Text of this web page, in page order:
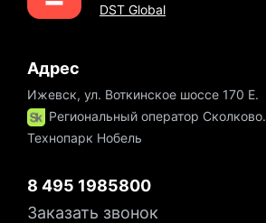
DST Global
Адрес
Ижевск, ул. Воткинское шоссе 170 Е.
Региональный оператор Сколково.
Технопарк Нобель
8 495 1985800
Заказать звонок